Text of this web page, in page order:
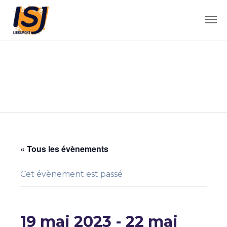
« Tous les évènements
Cet évènement est passé
19 mai 2023 - 22 mai